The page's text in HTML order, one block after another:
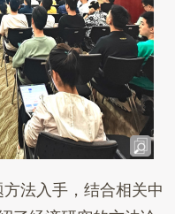
法入手，结合相关中